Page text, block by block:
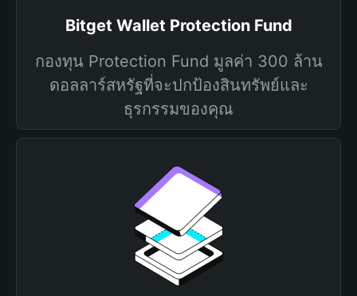
Bitget Wallet Protection Fund
กองทุน Protection Fund มูลค่า 300 ล้าน
ดอลลาร์สหรัฐที่จะปกป้องสินทรัพย์และ
ธุรกรรมของคุณ